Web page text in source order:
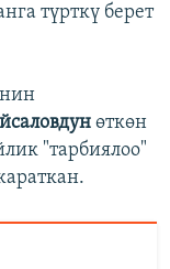
түрткү берет
өткөн
"тарбиялоо"